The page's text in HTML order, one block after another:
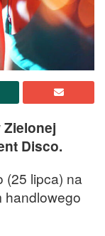
Disco.
(25 lipca) na
handlowego